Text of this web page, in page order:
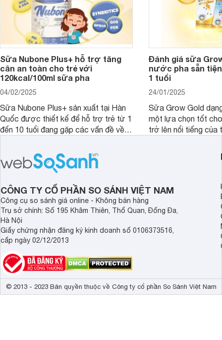
Sữa Nubone Plus+ hỗ trợ tăng
cân an toàn cho trẻ với
120kcal/100ml sữa pha
04/02/2025
Sữa Nubone Plus+ sản xuất tại Hàn
Quốc được thiết kế để hỗ trợ trẻ từ 1
đến 10 tuổi đang gặp các vấn đề về
dinh dưỡng. Sản phẩm đến từ thương
hiệu Lotte đứng số 1 Hàn Quốc, với
mức giá thành ổn phù hợp với người
dùng Việt.
Đánh giá sữa
nước pha sẵn
1 tuổi
24/01/2025
Sữa Grow Gold
một lựa chọn tốt
trở lên nổi tiếng của
Malaysia. Với thành
đầy đủ và hương vị
thể chất mà còn hỗ
giác.
CÔNG TY CỔ PHẦN SO SÁNH VIỆT NAM
Công cụ so sánh giá online - Không bán hàng
Trụ sở chính: Số 195 Khâm Thiên, Thổ Quan, Đống Đa,
Hà Nội
Giấy chứng nhận đăng ký kinh doanh số 0106373516,
cấp ngày 02/12/2013
© 2013 - 2023 Bản quyền thuộc về Công ty cổ phần So Sánh Việt Nam